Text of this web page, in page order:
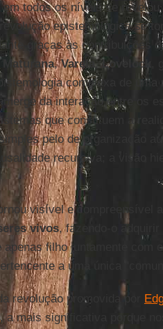
em todos os níveis se
epistemológica se
graças às contribuições
Maturana,Varela ,Lovelock
,
complexa de uma
da interação entre os
que constituem a
pelo de organização
recursiva; a visão
visível e compreensível a
vivos, fazendo-o adquirir
apenas filho juntamente com
a uma única
revolução promovida por
, a mais significativa porque